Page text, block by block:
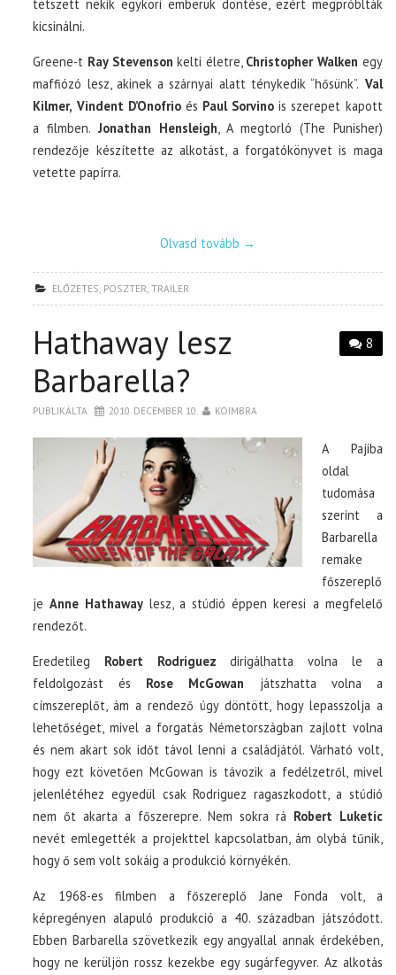
tetszett nekik egykori emberük döntése, ezért megpróblták
kicsinálni.
Greene-t Ray Stevenson kelti életre, Christopher Walken egy
maffiózó lesz, akinek a szárnyai alatt ténykedik “hősünk”. Val
Kilmer, Vindent D’Onofrioés Paul Sorvino is szerepet kapott
a filmben. Jonathan Hensleigh, A megtorló (The Punisher)
rendezője készítette az alkotást, a forgatókönyvet is maga
vetette papírra.
Olvasd tovább →
ELŐZETES, POSZTER,TRAILER
8
Hathaway lesz
Barbarella?
PUBLIKÁLTA 2010. DECEMBER 10. KOIMBRA
A Pajiba
oldal
tudomása
szerint a
Barbarella
remake
főszereplő
jeAnne Hathaway lesz, a stúdió éppen keresi a megfelelő
rendezőt.
Eredetileg Robert Rodriguez dirigálhatta volna le a
feldolgozást és Rose McGowan játszhatta volna a
címszereplőt, ám a rendező úgy döntött, hogy lepasszolja a
lehetőséget, mivel a forgatás Németországban zajlott volna
és nem akart sok időt távol lenni a családjától. Várható volt,
hogy ezt követően McGowan is távozik a fedélzetről, mivel
jelenlétéhez egyedül csak Rodriguez ragaszkodott, a stúdió
nem őt akarta a főszerepre. Nem sokra rá Robert Luketic
nevét emlegették a projekttel kapcsolatban, ám olybá tűnik,
hogy ő sem volt sokáig a produkció környékén.
Az 1968-es filmben a főszereplő Jane Fonda volt, a
képregényen alapuló produkció a 40. században játszódott.
Ebben Barbarella szövetkezik egy angyallal annak érdekében,
hogy ne kerüljön rossz kezekbe egy sugárfegyver. Az alkotás